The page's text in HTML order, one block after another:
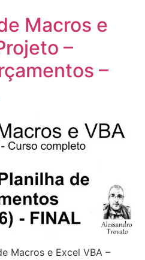
Macros e
–
–
Macros e Excel VBA –